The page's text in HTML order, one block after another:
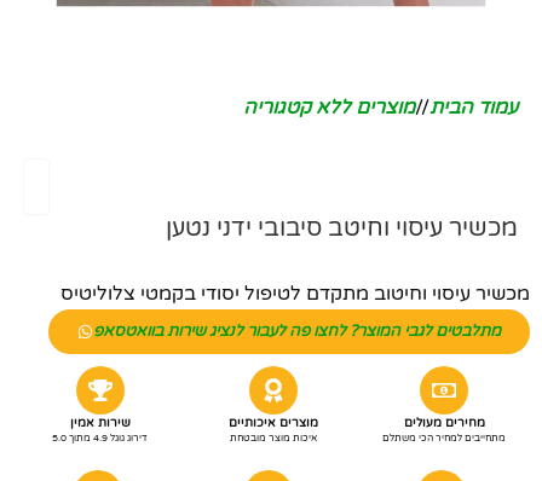
עמוד הבית/ מוצרים ללא קטגוריה
מכשיר עיסוי וחיטב סיבובי ידני נטען
מכשיר עיסוי וחיטוב מתקדם לטיפול יסודי בקמטי צלוליטיס
מתלבטים לגבי המוצר? לחצו פה לעבור לנציג שירות בוואטסאפ
מחירים מעולים
מתחייבים למחיר הכי משתלם
מוצרים איכותיים
איכות מוצר מובטחת
שירות אמין
דירוג גוגל 4.9 מתוך 5.0